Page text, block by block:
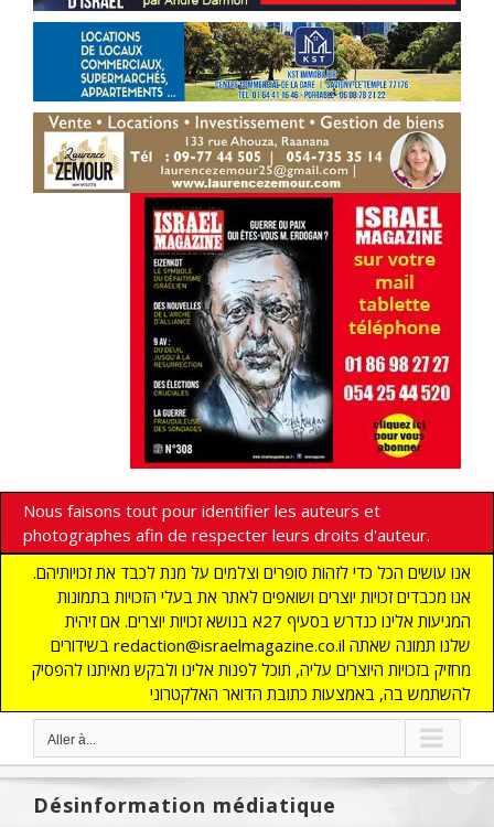
Nous faisons tout pour identifier les auteurs et
photographes afin de respecter leurs droits d'auteur.
אנו עושים הכל כדי לזהות סופרים וצלמים על מנת לכבד את זכויותיהם.
אנו מכבדים זכויות יוצרים ושואפים לאתר את בעלי הזכויות בתמונות
המגיעות אלינו כנדרש בסעיף 27א בנושא זכויות יוצרים. אם זיהית
בשידורים redaction@israelmagazine.co.il שלנו תמונה שאתה
מחזיק בזכויות היוצרים עליה, תוכל לפנות אלינו ולבקש מאיתנו להפסיק
להשתמש בה, באמצעות כתובת הדואר האלקטרוני
Aller à...
Désinformation médiatique